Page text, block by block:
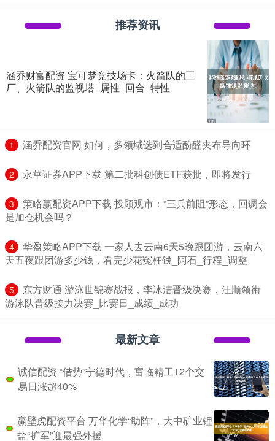
推荐资讯
涵乔财富配资 宝可梦竞技场卡：火箭队的工
厂、火箭队的监视塔_属性_回合_特性
1 ​涵乔配资官网 如何，多领域选到合适酚醛夹布导向环
2 ​永華证券APP下载 第二批科创债ETF获批，即将发行
3
​策略赢配资APP下载 投顾观市：“三兵前阻”形态，回调会
是加仓机会吗？
4
​华盈策略APP下载 一家人去云南6天5晚跟团游，云南六
天五夜跟团游多少钱，看完少花冤枉钱_阿石_行程_调整
5
​东方财通 游泳世锦赛战报，李冰洁晋级决赛，汪顺领衔
游泳队晋级接力决赛_比赛日_成绩_成功
最新文章
诚信配资 “借势”宁德时代，富临精工12个交
易日涨超40%
赢壁虎配资平台 万华化学“助阵”，大中矿业锂
盐“扩军”迎最强外援